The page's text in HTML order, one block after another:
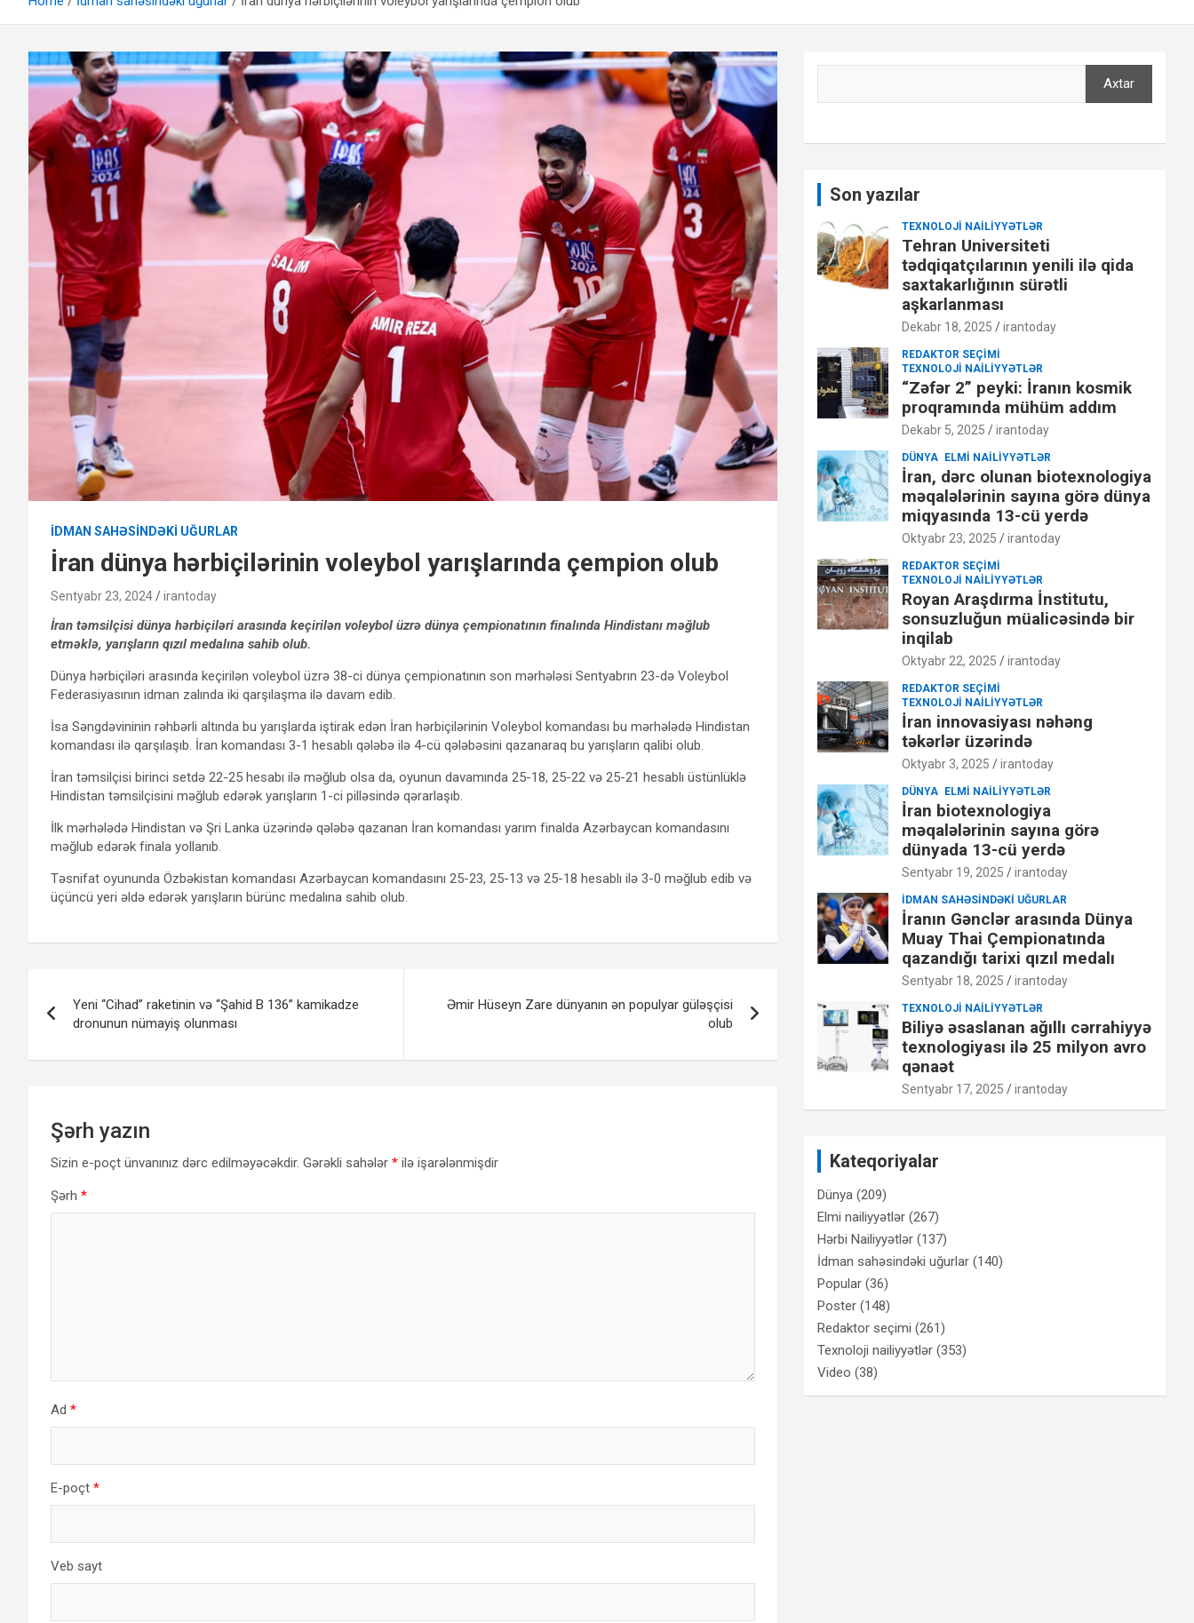
İDMAN SAHƏSINDƏKI UĞURLAR
İran dünya hərbiçilərinin voleybol yarışlarında çempion olub
Sentyabr 23, 2024 irantoday
İran təmsilçisi dünya hərbiçiləri arasında keçirilən voleybol üzrə dünya çempionatının finalında Hindistanı məğlub
etməklə, yarışların qızıl medalına sahib olub.
Dünya hərbiçiləri arasında keçirilən voleybol üzrə 38-ci dünya çempionatının son mərhələsi Sentyabrın 23-də Voleybol
Federasiyasının idman zalında iki qarşılaşma ilə davam edib.
İsa Səngdəvininin rəhbərli altında bu yarışlarda iştirak edən İran hərbiçilərinin Voleybol komandası bu mərhələdə Hindistan
komandası ilə qarşılaşıb. İran komandası 3-1 hesablı qələbə ilə 4-cü qələbəsini qazanaraq bu yarışların qalibi olub.
İran təmsilçisi birinci setdə 22-25 hesabı ilə məğlub olsa da, oyunun davamında 25-18, 25-22 və 25-21 hesablı üstünlüklə
Hindistan təmsilçisini məğlub edərək yarışların 1-ci pilləsində qərarlaşıb.
İlk mərhələdə Hindistan və Şri Lanka üzərində qələbə qazanan İran komandası yarım finalda Azərbaycan komandasını
məğlub edərək finala yollanıb.
Təsnifat oyununda Özbəkistan komandası Azərbaycan komandasını 25-23, 25-13 və 25-18 hesablı ilə 3-0 məğlub edib və
üçüncü yeri əldə edərək yarışların bürünc medalına sahib olub.
naviqasiyası
Yeni “Cihad” raketinin və “Şahid B 136” kamikadze
dronunun nümayiş olunması
Əmir Hüseyn Zare dünyanın ən populyar güləşçisi
olub
Şərh yazın
Sizin e-poçt ünvanınız dərc edilməyəcəkdir. Gərəkli sahələr * ilə işarələnmişdir
Şərh *
Ad *
E-poçt *
Veb sayt
Axtar
Son yazılar
TEXNOLOJI NAILIYYƏTLƏR
Tehran Universiteti
tədqiqatçılarının yenili ilə qida
saxtakarlığının sürətli
aşkarlanması
Dekabr 18, 2025 irantoday
REDAKTOR SEÇIMI
TEXNOLOJI NAILIYYƏTLƏR
“Zəfər 2” peyki: İranın kosmik
proqramında mühüm addım
Dekabr 5, 2025 irantoday
DÜNYA ELMI NAILIYYƏTLƏR
İran, dərc olunan biotexnologiya
məqalələrinin sayına görə dünya
miqyasında 13-cü yerdə
Oktyabr 23, 2025 irantoday
REDAKTOR SEÇIMI
TEXNOLOJI NAILIYYƏTLƏR
Royan Araşdırma İnstitutu,
sonsuzluğun müalicəsində bir
inqilab
Oktyabr 22, 2025 irantoday
REDAKTOR SEÇIMI
TEXNOLOJI NAILIYYƏTLƏR
İran innovasiyası nəhəng
təkərlər üzərində
Oktyabr 3, 2025 irantoday
DÜNYA ELMI NAILIYYƏTLƏR
İran biotexnologiya
məqalələrinin sayına görə
dünyada 13-cü yerdə
Sentyabr 19, 2025 irantoday
İDMAN SAHƏSINDƏKI UĞURLAR
İranın Gənclər arasında Dünya
Muay Thai Çempionatında
qazandığı tarixi qızıl medalı
Sentyabr 18, 2025 irantoday
TEXNOLOJI NAILIYYƏTLƏR
Biliyə əsaslanan ağıllı cərrahiyyə
texnologiyası ilə 25 milyon avro
qənaət
Sentyabr 17, 2025 irantoday
Kateqoriyalar
Dünya (209)
Elmi nailiyyətlər (267)
Hərbi Nailiyyətlər (137)
İdman sahəsindəki uğurlar (140)
Popular (36)
Poster (148)
Redaktor seçimi (261)
Texnoloji nailiyyətlər (353)
Video (38)